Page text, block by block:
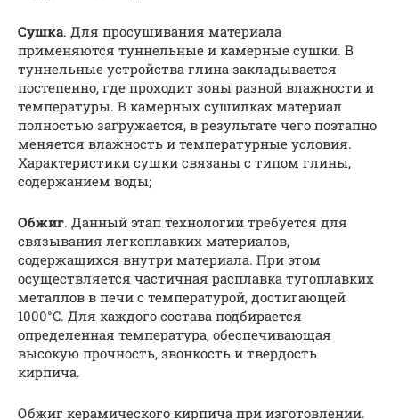
Сушка. Для просушивания материала
применяются туннельные и камерные сушки. В
туннельные устройства глина закладывается
постепенно, где проходит зоны разной влажности и
температуры. В камерных сушилках материал
полностью загружается, в результате чего поэтапно
меняется влажность и температурные условия.
Характеристики сушки связаны с типом глины,
содержанием воды;
Обжиг. Данный этап технологии требуется для
связывания легкоплавких материалов,
содержащихся внутри материала. При этом
осуществляется частичная расплавка тугоплавких
металлов в печи с температурой, достигающей
1000°C. Для каждого состава подбирается
определенная температура, обеспечивающая
высокую прочность, звонкость и твердость
кирпича.
Обжиг керамического кирпича при изготовлении.